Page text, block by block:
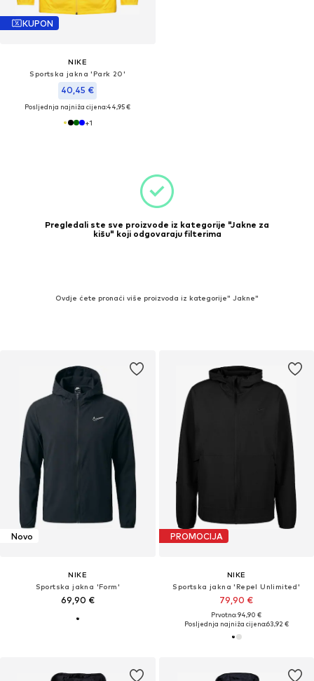
KUPON
NIKE
Sportska jakna 'Park 20'
40,45 €
Posljednja najniža cijena:44,95 €
+1
Pregledali ste sve proizvode iz kategorije "Jakne za
kišu" koji odgovaraju filterima
Ovdje ćete pronaći više proizvoda iz kategorije" Jakne"
Novo
NIKE
Sportska jakna 'Form'
69,90 €
PROMOCIJA
NIKE
Sportska jakna 'Repel Unlimited'
79,90 €
Prvotno: 94,90 €
Posljednja najniža cijena:63,92 €